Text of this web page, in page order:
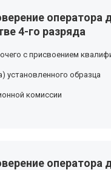
оператора
4-го разряда
с присвоением
установленного образца
комиссии
оператора